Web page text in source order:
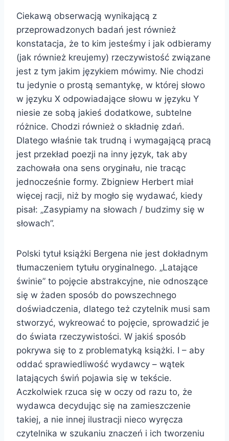
Ciekawą obserwacją wynikającą z
przeprowadzonych badań jest również
konstatacja, że to kim jesteśmy i jak odbieramy
(jak również kreujemy) rzeczywistość związane
jest z tym jakim językiem mówimy. Nie chodzi
tu jedynie o prostą semantykę, w której słowo
w języku X odpowiadające słowu w języku Y
niesie ze sobą jakieś dodatkowe, subtelne
różnice. Chodzi również o składnię zdań.
Dlatego właśnie tak trudną i wymagającą pracą
jest przekład poezji na inny język, tak aby
zachowała ona sens oryginału, nie tracąc
jednocześnie formy. Zbigniew Herbert miał
więcej racji, niż by mogło się wydawać, kiedy
pisał: „Zasypiamy na słowach / budzimy się w
słowach”.
Polski tytuł książki Bergena nie jest dokładnym
tłumaczeniem tytułu oryginalnego. „Latające
świnie” to pojęcie abstrakcyjne, nie odnoszące
się w żaden sposób do powszechnego
doświadczenia, dlatego też czytelnik musi sam
stworzyć, wykreować to pojęcie, sprowadzić je
do świata rzeczywistości. W jakiś sposób
pokrywa się to z problematyką książki. I – aby
oddać sprawiedliwość wydawcy – wątek
latających świń pojawia się w tekście.
Aczkolwiek rzuca się w oczy od razu to, że
wydawca decydując się na zamieszczenie
takiej, a nie innej ilustracji nieco wyręcza
czytelnika w szukaniu znaczeń i ich tworzeniu